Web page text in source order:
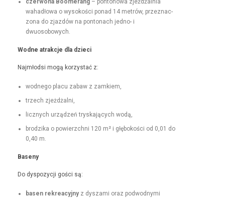
czer­wona Boomerang – pontonowa zjeżdżal­nia
wahadłowa o wysokoś­ci pon­ad 14 metrów, przez­nac­
zona do zjazdów na pon­tonach jed­no- i
dwuosobowych.
Wodne atrakc­je dla dzieci
Najmłod­si mogą korzys­tać z:
wod­nego placu zabaw z zamkiem,
trzech zjeżdżal­ni,
licznych urządzeń tryska­ją­cych wodą,
brodzi­ka o powierzch­ni 120 m² i głębokoś­ci od 0,01 do
0,40 m.
Base­ny
Do dys­pozy­cji goś­ci są:
basen rekrea­cyjnyz dysza­mi oraz pod­wod­ny­mi